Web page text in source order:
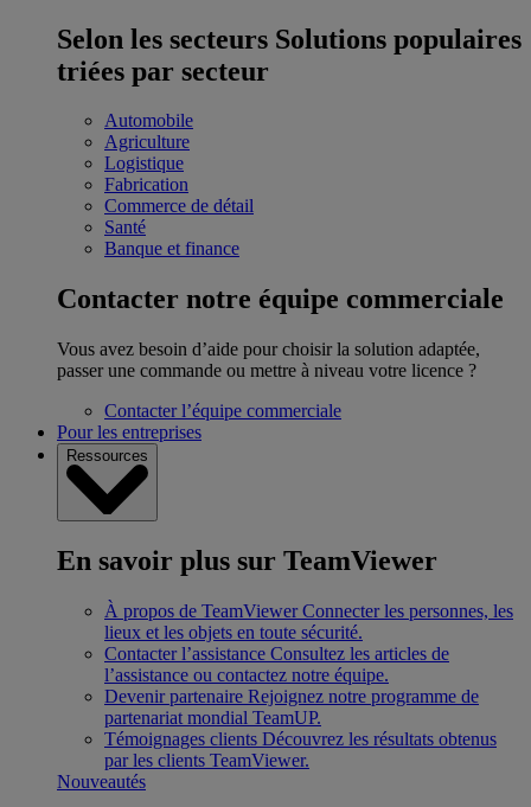
Selon les secteurs Solutions populaires
triées par secteur
Automobile
Agriculture
Logistique
Fabrication
Commerce de détail
Santé
Banque et finance
Contacter notre équipe commerciale
Vous avez besoin d’aide pour choisir la solution adaptée,
passer une commande ou mettre à niveau votre licence ?
Contacter l’équipe commerciale
Pour les entreprises
Ressources
En savoir plus sur TeamViewer
À propos de TeamViewer Connecter les personnes, les
lieux et les objets en toute sécurité.
Contacter l’assistance Consultez les articles de
l’assistance ou contactez notre équipe.
Devenir partenaire Rejoignez notre programme de
partenariat mondial TeamUP.
Témoignages clients Découvrez les résultats obtenus
par les clients TeamViewer.
Nouveautés